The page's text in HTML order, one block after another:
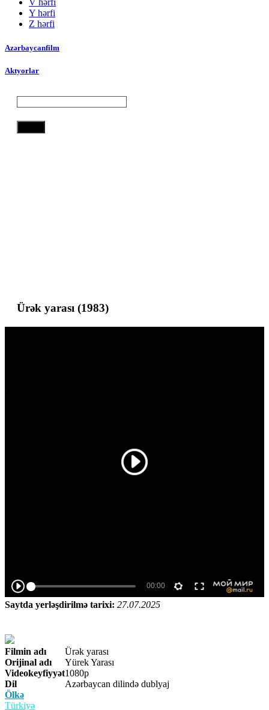
V hərfi
Y hərfi
Z hərfi
Azərbaycanfilm
Aktyorlar
Ürək yarası (1983)
Saytda yerləşdirilmə tarixi: 27.07.2025
Filmin adı
Ürək yarası
Orijinal adı
Yürek Yarası
Videokeyfiyyət1080p
Dil
Azərbaycan dilində dublyaj
Ölkə
Türkiyə